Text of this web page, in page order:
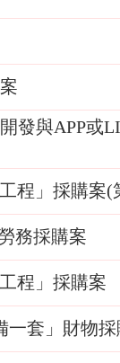
發與APP或
程」採購案(
務採購案
程」採購案
一套」財物